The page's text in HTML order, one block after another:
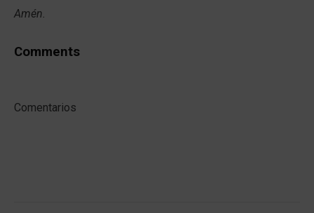
Amén.
Comments
Comentarios